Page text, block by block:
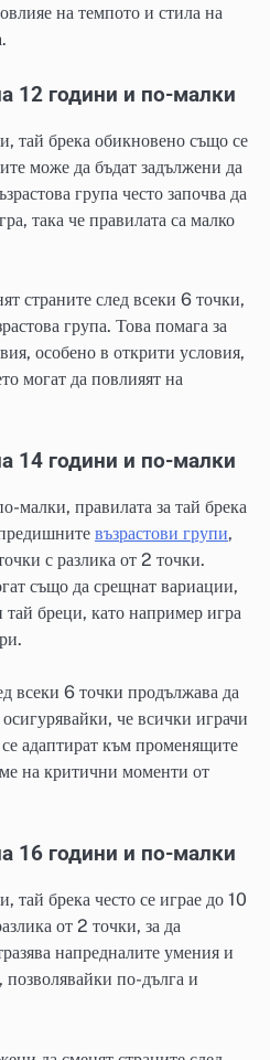
на темпото и стила на
12 години и по-малки
тай брека обикновено също се
може да бъдат задължени да
група често започва да
така че правилата са малко
страните след всеки 6 точки,
група. Това помага за
особено в открити условия,
могат да повлияят на
14 години и по-малки
малки, правилата за тай брека
възрастови групи,
с разлика от 2 точки.
също да срещнат вариации,
тай бреци, като например игра
всеки 6 точки продължава да
че всички играчи
адаптират към променящите
на критични моменти от
16 години и по-малки
тай брека често се играе до 10
от 2 точки, за да
напредналите умения и
позволявайки по-дълга и